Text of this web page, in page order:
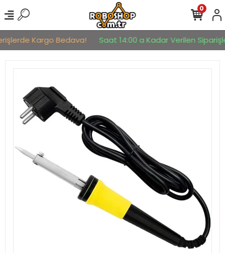
Kargo Bedava! Saat 14:00 a Kadar Verilen
0